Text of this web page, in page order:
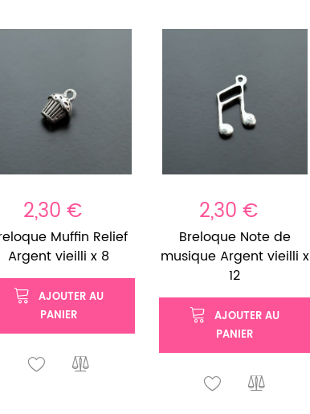
2,30 €
Muffin Relief
Argent vieilli x 8
AJOUTER AU
PANIER
2,30 €
Breloque Note de
musique Argent vieilli x
12
AJOUTER AU
PANIER